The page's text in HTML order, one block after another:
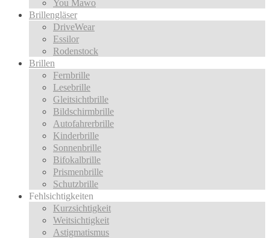
You Mawo
Brillengläser
DriveWear
Essilor
Rodenstock
Brillen
Fernbrille
Lesebrille
Gleitsichtbrille
Bildschirmbrille
Autofahrerbrille
Kinderbrille
Sonnenbrille
Bifokalbrille
Prismenbrille
Schutzbrille
Fehlsichtigkeiten
Kurzsichtigkeit
Weitsichtigkeit
Astigmatismus